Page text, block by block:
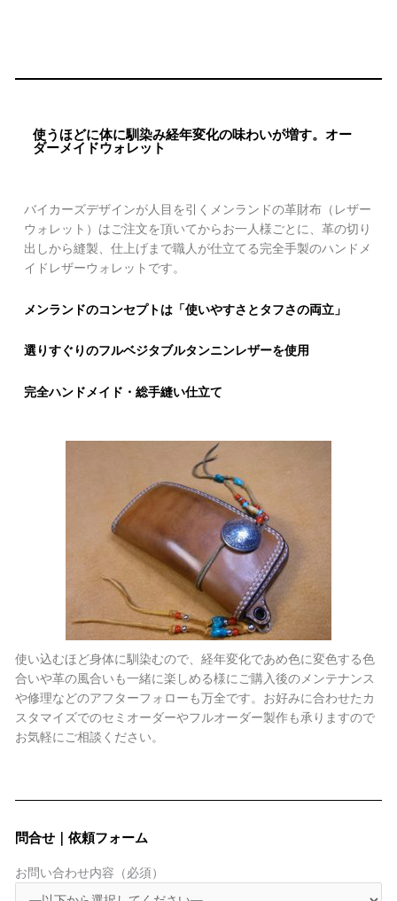
使うほどに体に馴染み経年変化の味わいが増す。オー
ダーメイドウォレット
バイカーズデザインが人目を引くメンランドの革財布（レザー
ウォレット）はご注文を頂いてからお一人様ごとに、革の切り
出しから縫製、仕上げまで職人が仕立てる完全手製のハンドメ
イドレザーウォレットです。
メンランドのコンセプトは「使いやすさとタフさの両立」
選りすぐりのフルベジタブルタンニンレザーを使用
完全ハンドメイド・総手縫い仕立て
使い込むほど身体に馴染むので、経年変化であめ色に変色する色
合いや革の風合いも一緒に楽しめる様にご購入後のメンテナンス
や修理などのアフターフォローも万全です。お好みに合わせたカ
スタマイズでのセミオーダーやフルオーダー製作も承りますので
お気軽にご相談ください。
問合せ｜依頼フォーム
お問い合わせ内容（必須）